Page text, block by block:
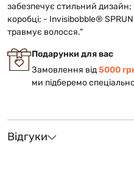
забезпечує стильний дизайн;
коробці; - Invisibobble®
травмує волосся."
Подарунки для вас
Замовлення від5000
ми підберемо
Відгуки